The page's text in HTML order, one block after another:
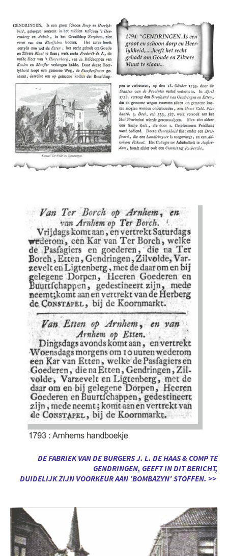
DE FABRIEK VAN DE BURGERS J. L. DE HAAS & COMP TE
GENDRINGEN, GEEFT IN DIT BERICHT,
DUIDELIJK ZIJN VOORKEUR AAN 'BOMBAZYN' STOFFEN. >>